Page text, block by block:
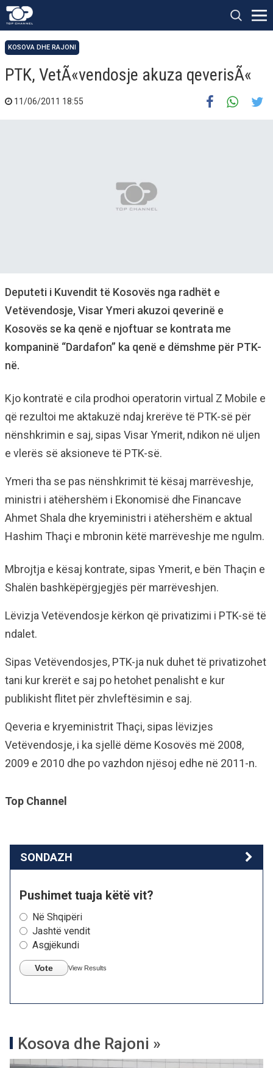
KOSOVA DHE RAJONI
PTK, VetÃ«vendosje akuza qeverisÃ«
11/06/2011 18:55
Deputeti i Kuvendit të Kosovës nga radhët e
Vetëvendosje, Visar Ymeri akuzoi qeverinë e
Kosovës se ka qenë e njoftuar se kontrata me
kompaninë “Dardafon” ka qenë e dëmshme për PTK-
në.
Kjo kontratë e cila prodhoi operatorin virtual Z Mobile e
që rezultoi me aktakuzë ndaj krerëve të PTK-së për
nënshkrimin e saj, sipas Visar Ymerit, ndikon në uljen
e vlerës së aksioneve të PTK-së.
Ymeri tha se pas nënshkrimit të kësaj marrëveshje,
ministri i atëhershëm i Ekonomisë dhe Financave
Ahmet Shala dhe kryeministri i atëhershëm e aktual
Hashim Thaçi e mbronin këtë marrëveshje me ngulm.
Mbrojtja e kësaj kontrate, sipas Ymerit, e bën Thaçin e
Shalën bashkëpërgjegjës për marrëveshjen.
Lëvizja Vetëvendosje kërkon që privatizimi i PTK-së të
ndalet.
Sipas Vetëvendosjes, PTK-ja nuk duhet të privatizohet
tani kur krerët e saj po hetohet penalisht e kur
publikisht flitet për zhvleftësimin e saj.
Qeveria e kryeministrit Thaçi, sipas lëvizjes
Vetëvendosje, i ka sjellë dëme Kosovës më 2008,
2009 e 2010 dhe po vazhdon njësoj edhe në 2011-n.
Top Channel
SONDAZH
Pushimet tuaja këtë vit?
Në Shqipëri
Jashtë vendit
Asgjëkundi
Vote View Results
Kosova dhe Rajoni »